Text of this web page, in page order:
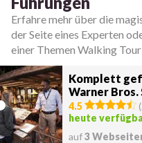
Erfahre mehr über die
der Seite eines Experten
einer Themen Walking Tour
Komplett
Warner Bros.
Die
4.5 (
heute
auf3